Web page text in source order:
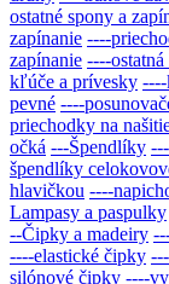
ostatné spony a
zapínanie ----
zapínanie ----
kľúče a prívesky
pevné ----
priechodky na
očká ---Špendlíky
špendlíky
hlavičkou ----
Lampasy a paspulky
--Čipky a madeiry
----elastické čipky
silónové čipky ----